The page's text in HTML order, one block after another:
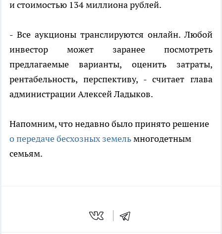
и стоимостью 134 миллиона рублей.
- Все аукционы транслируются онлайн. Любой
инвестор может заранее посмотреть
предлагаемые варианты, оценить затраты,
рентабельность, перспективу, - считает глава
администрации Алексей Ладыков.
Напомним, что недавно было принято решение
о передаче бесхозных земельмногодетным
семьям.